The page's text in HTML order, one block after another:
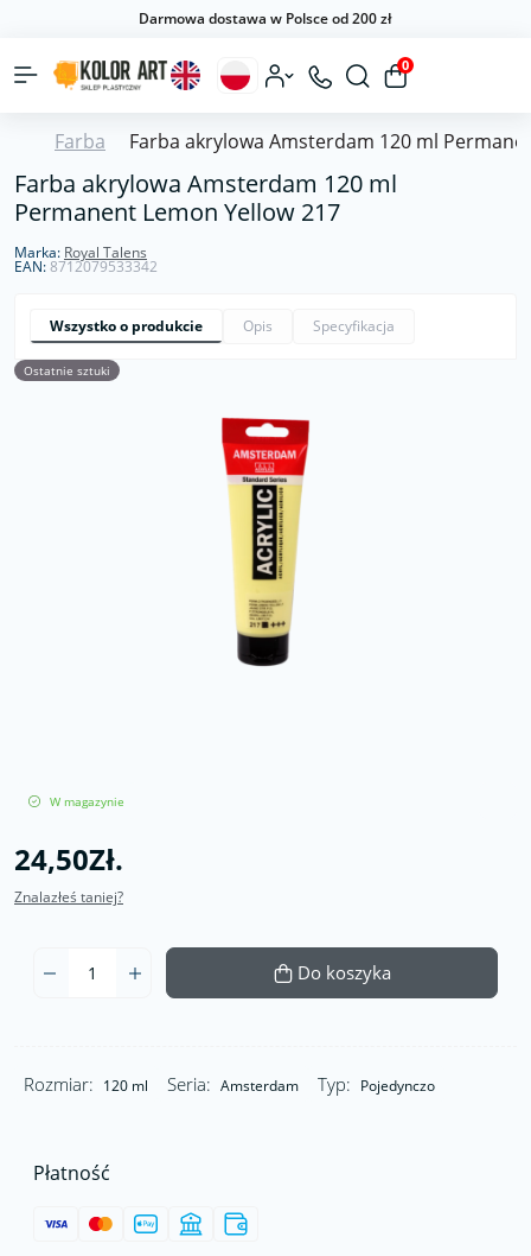
Darmowa dostawa w Polsce od 200 zł
0
Farba Farba akrylowa Amsterdam 120 ml
Farba akrylowa Amsterdam 120 ml
Permanent Lemon Yellow 217
Marka: Royal Talens
EAN:8712079533342
Wszystko o produkcie Opis Specyfikacja
Ostatnie sztuki
W magazynie
24,50Zł.
Znalazłeś taniej?
Do koszyka
Rozmiar: 120 ml Seria: Amsterdam Typ: Pojedynczo
Płatność